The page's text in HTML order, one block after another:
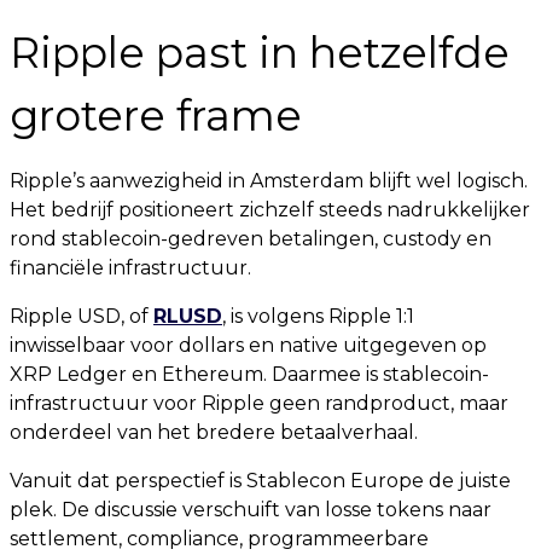
Ripple past in hetzelfde
grotere frame
Ripple’s aanwezigheid in Amsterdam blijft wel logisch.
Het bedrijf positioneert zichzelf steeds nadrukkelijker
rond stablecoin-gedreven betalingen, custody en
financiële infrastructuur.
Ripple USD, of RLUSD, is volgens Ripple 1:1
inwisselbaar voor dollars en native uitgegeven op
XRP Ledger en Ethereum. Daarmee is stablecoin-
infrastructuur voor Ripple geen randproduct, maar
onderdeel van het bredere betaalverhaal.
Vanuit dat perspectief is Stablecon Europe de juiste
plek. De discussie verschuift van losse tokens naar
settlement, compliance, programmeerbare